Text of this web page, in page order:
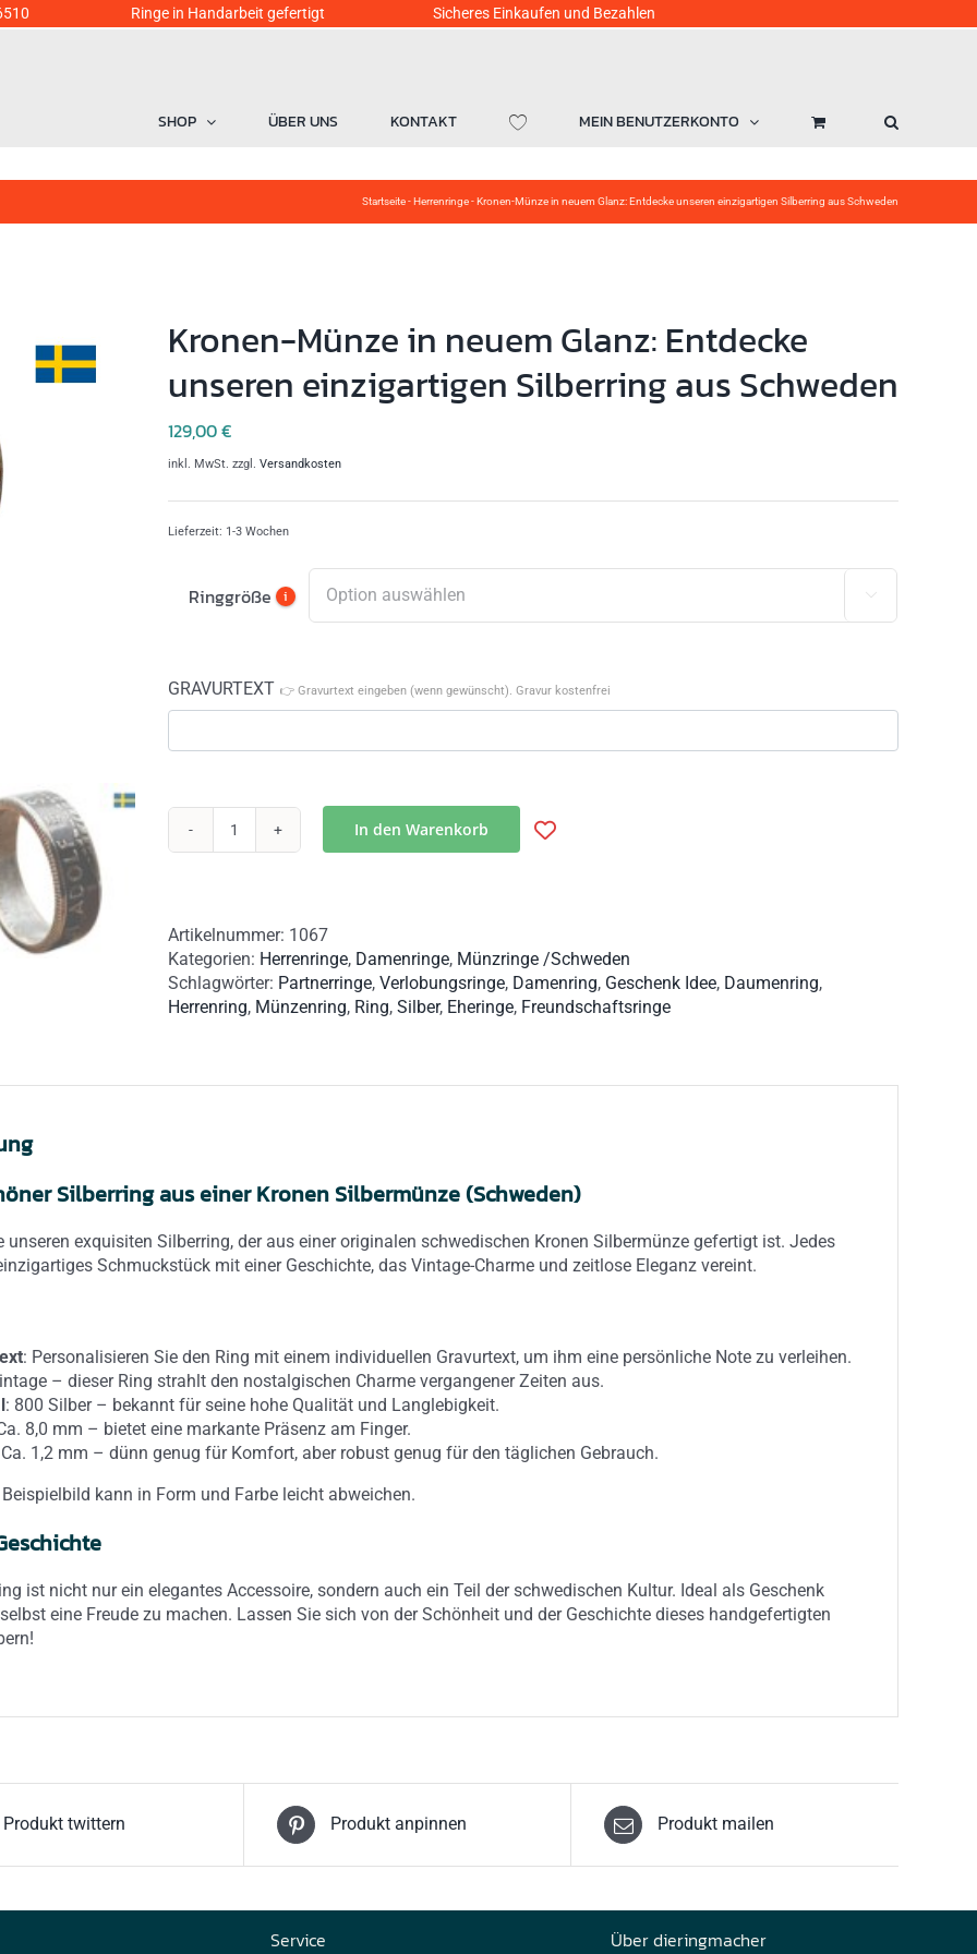
Ringe in Handarbeit gefertigt Sicheres Einkaufen und Bezahlen
SHOP ÜBER UNS KONTAKT MEIN BENUTZERKONTO
Startseite-Herrenringe-Kronen-Münze in neuem Glanz: Entdecke unseren einzigartigen Silberring aus Schweden
Kronen-Münze in neuem Glanz: Entdecke
unseren einzigartigen Silberring aus Schweden
129,00€
inkl. MwSt. zzgl. Versandkosten
Lieferzeit: 1-3 Wochen
Ringgröße i 
GRAVURTEXT 👉 Gravurtext eingeben (wenn gewünscht). Gravur kostenfrei
Kronen-
Glanz:
Entdecke
unseren
einzigartigen
In den Warenkorb
Artikelnummer: 1067
Kategorien: Herrenringe, Damenringe, Münzringe /Schweden
Schlagwörter: Partnerringe, Verlobungsringe, Damenring, Geschenk Idee, Daumenring,
Herrenring, Münzenring, Ring, Silber, Eheringe, Freundschaftsringe
Silberring aus einer Kronen Silbermünze (Schweden)
unseren exquisiten Silberring, der aus einer originalen schwedischen Kronen Silbermünze gefertigt ist. Jedes
Schmuckstück mit einer Geschichte, das Vintage-Charme und zeitlose Eleganz vereint.
: Personalisieren Sie den Ring mit einem individuellen Gravurtext, um ihm eine persönliche Note zu verleihen.
– dieser Ring strahlt den nostalgischen Charme vergangener Zeiten aus.
: 800 Silber – bekannt für seine hohe Qualität und Langlebigkeit.
8,0 mm – bietet eine markante Präsenz am Finger.
1,2 mm – dünn genug für Komfort, aber robust genug für den täglichen Gebrauch.
kann in Form und Farbe leicht abweichen.
ist nicht nur ein elegantes Accessoire, sondern auch ein Teil der schwedischen Kultur. Ideal als Geschenk
eine Freude zu machen. Lassen Sie sich von der Schönheit und der Geschichte dieses handgefertigten
Produkt twittern Produkt anpinnen Produkt mailen
Service Über dieringmacher